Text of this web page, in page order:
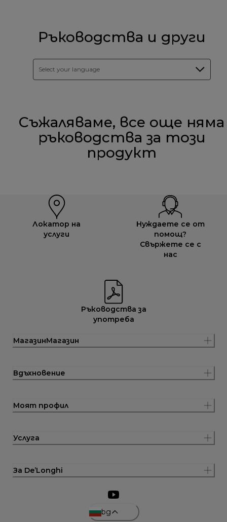
Ръководства и други
Select your language
Съжаляваме, все още няма
ръководства за този
продукт
Локатор на
услуги
Нуждаете се от
помощ?
Свържете се с
нас
Ръководства за
употреба
МагазинМагазин
Вдъхновение
Моят профил
Услуга
За De’Longhi
bg